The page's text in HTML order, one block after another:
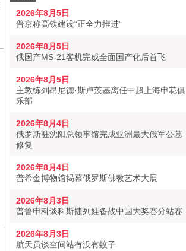
2026年8月5日
普京称高铁建设“正全力推进”
2026年8月5日
俄国产MS-21客机完成全面国产化后首飞
2026年8月5日
主教练列昂尼德·斯卢茨基离任中超上海申花俱
乐部
2026年8月4日
俄罗斯驻沈阳总领事馆完成亚洲最大俄军公墓
修复
2026年8月4日
普希金博物馆揭幕俄罗斯佛教艺术大展
2026年8月3日
普鲁申科谈科斯捷列娃备战中国大奖赛分站赛
2026年8月3日
航天员谈空间站有没有蚊子